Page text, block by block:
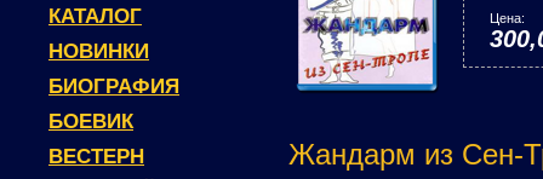
КАТАЛОГ
НОВИНКИ
БИОГРАФИЯ
БОЕВИК
ВЕСТЕРН
Цена:
Жандарм из Сен-